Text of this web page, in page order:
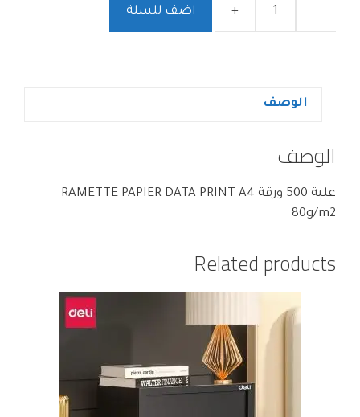
-
+ اضف للسلة
الوصف
الوصف
علبة 500 ورقة RAMETTE PAPIER DATA PRINT A4
80g/m2
Related products